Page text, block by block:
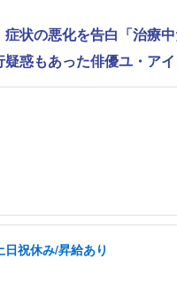
状の悪化を告白「治療中
惑もあった俳優ユ・ア
祝休み/昇給あり